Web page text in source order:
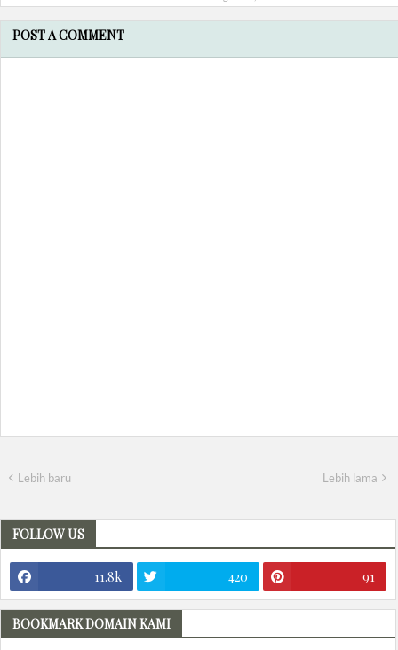
POST A COMMENT
Lebih baru Lebih lama
FOLLOW US
11.8k 420 91
BOOKMARK DOMAIN KAMI